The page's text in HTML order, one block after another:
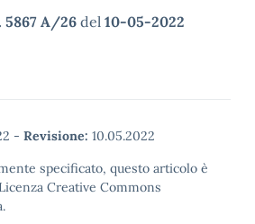
5867 A/26 del 10-05-2022
- Revisione: 10.05.2022
specificato, questo articolo è
Creative Commons